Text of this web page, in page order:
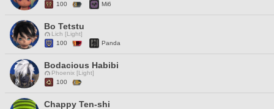
100
Mi6
Bo Tetstu
Lich [Light]
100
Panda
Bodacious Habibi
Phoenix [Light]
100
Chappy Ten-shi